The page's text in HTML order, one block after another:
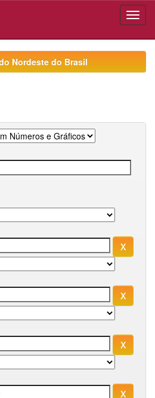
Nordeste do Brasil